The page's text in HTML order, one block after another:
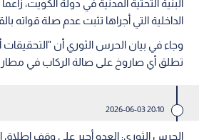
البنية التحتية المدنية في دولة الكويت،
الداخلية التي أجراها تثبت عدم صلة قواته
وجاء في بيان الحرس الثوري أن
تطلق أي صاروخ على صالة الركاب في مطار
20:10 2026-06-03